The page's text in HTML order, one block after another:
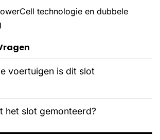
technologie en dubbele
voertuigen is dit slot
het slot gemonteerd?